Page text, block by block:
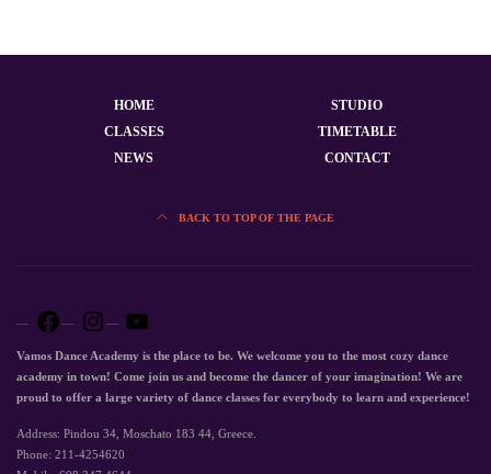
HOME
STUDIO
CLASSES
TIMETABLE
NEWS
CONTACT
BACK TO TOP OF THE PAGE
Vamos Dance Academy is the place to be. We welcome you to the most cozy dance
academy in town! Come join us and become the dancer of your imagination! We are
proud to offer a large variety of dance classes for everybody to learn and experience!
Address: Pindou 34, Moschato 183 44, Greece.
Phone: 211-4254620